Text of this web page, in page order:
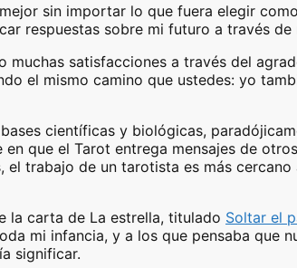
sin importar lo que fuera elegir
respuestas sobre mi futuro a través de
satisfacciones a través del
el mismo camino que ustedes: yo
científicas y biológicas,
que el Tarot entrega mensajes de
trabajo de un tarotista es más
la carta de La estrella, titulado Soltar el
mi infancia, y a los que pensaba que
significar.